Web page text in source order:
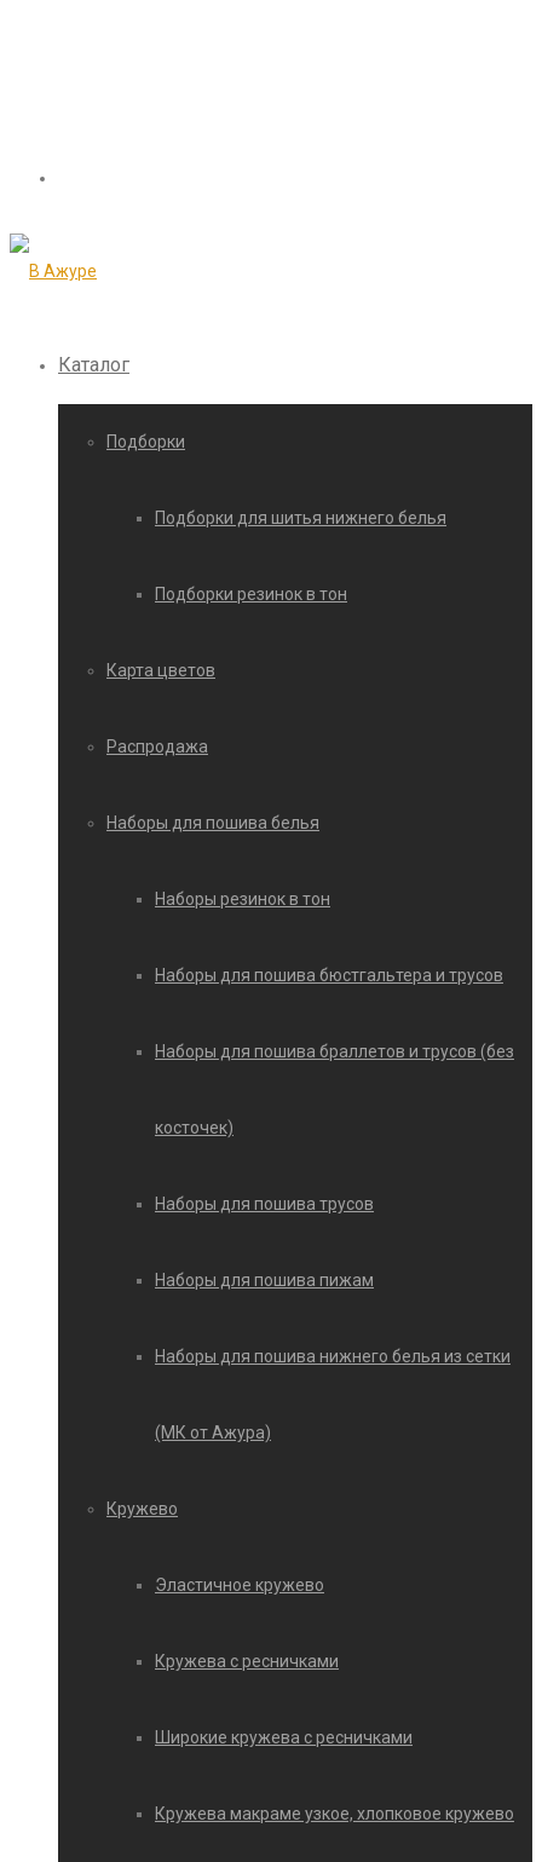
Каталог
Подборки
Подборки для шитья нижнего белья
Подборки резинок в тон
Карта цветов
Распродажа
Наборы для пошива белья
Наборы резинок в тон
Наборы для пошива бюстгальтера и трусов
Наборы для пошива браллетов и трусов (без
косточек)
Наборы для пошива трусов
Наборы для пошива пижам
Наборы для пошива нижнего белья из сетки
(МК от Ажура)
Кружево
Эластичное кружево
Кружева с ресничками
Широкие кружева с ресничками
Кружева макраме узкое, хлопковое кружево